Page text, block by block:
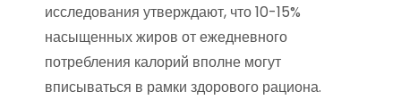
исследования утверждают, что 10-15%
насыщенных жиров от ежедневного
потребления калорий вполне могут
вписываться в рамки здорового рациона.